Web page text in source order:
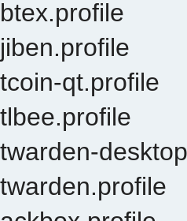
qt.profile